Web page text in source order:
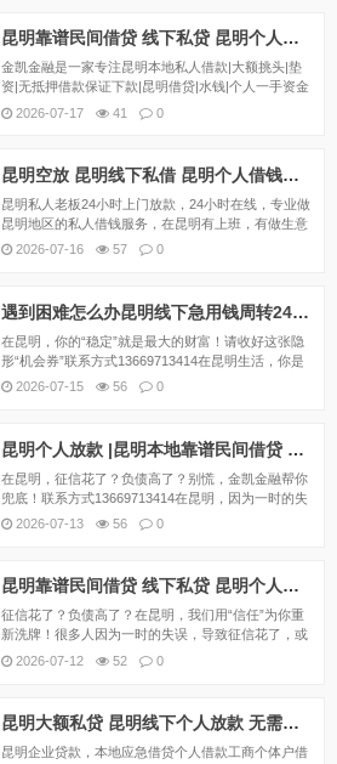
昆明靠谱民间借贷 线下私贷 昆明个人空放 上班族可借 无需抵押
金凯金融是一家专注昆明本地私人借款|大额挑头|垫
资|无抵押借款保证下款|昆明借贷|水钱|个人一手资金
出借，昆明民间借款本公司主打，昆明空放应急借
2026-07-17 41 0
昆明空放 昆明线下私借 昆明个人借钱好下款 24小时应急借钱
昆明私人老板24小时上门放款，24小时在线，专业做
昆明地区的私人借钱服务，在昆明有上班，有做生意
的，有资金需求的，征信不好的，又急用钱需要资金
找我。...
2026-07-16 57 0
遇到困难怎么办昆明线下急用钱周转24小时应急借钱好下款
在昆明，你的“稳定”就是最大的财富！请收好这张隐
形“机会券”联系方式13669713414在昆明生活，你是
否意识到，你每天习以为常的“稳定”，其实是一笔巨
2026-07-15 56 0
昆明个人放款 |昆明本地靠谱民间借贷 个人一手资金24小时下款
在昆明，征信花了？负债高了？别慌，金凯金融帮你
兜底！联系方式13669713414在昆明，因为一时的失
误，导致征信花了，或者负债率太高，结果在银行和
2026-07-13 56 0
昆明靠谱民间借贷 线下私贷 昆明个人空放 上班族可借 无需抵押
征信花了？负债高了？在昆明，我们用“信任”为你重
新洗牌！很多人因为一时的失误，导致征信花了，或
者负债率太高，结果在银行和正规金融机构面前处处
在昆明...
2026-07-12 52 0
昆明大额私贷 昆明线下个人放款 无需抵押当面打欠条应急借
昆明企业贷款，本地应急借贷个人借款工商个体户借